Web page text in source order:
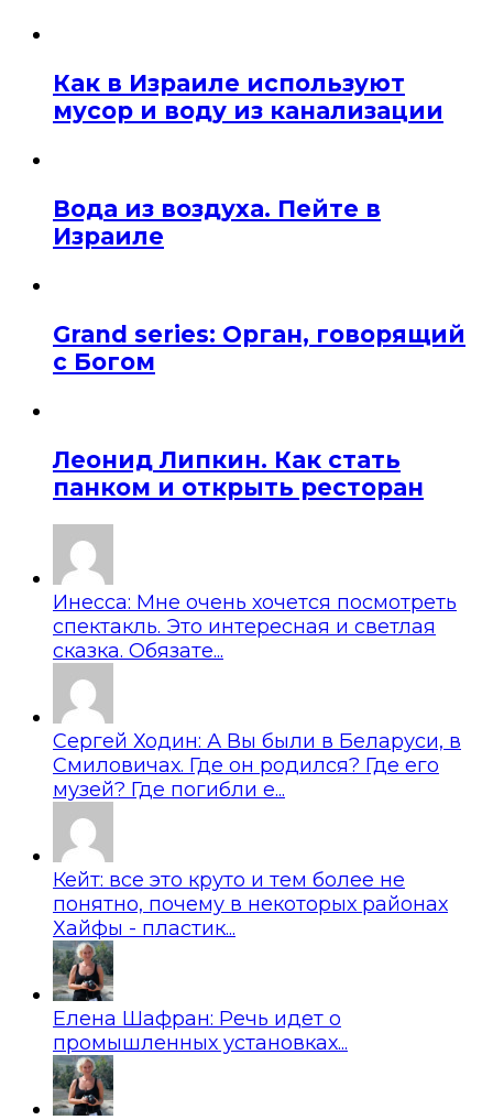
Как в Израиле используют
мусор и воду из канализации
Вода из воздуха. Пейте в
Израиле
Grand series: Орган, говорящий
с Богом
Леонид Липкин. Как стать
панком и открыть ресторан
Инесса: Мне очень хочется посмотреть
спектакль. Это интересная и светлая
сказка. Обязате...
Сергей Ходин: А Вы были в Беларуси, в
Смиловичах. Где он родился? Где его
музей? Где погибли е...
Кейт: все это круто и тем более не
понятно, почему в некоторых районах
Хайфы - пластик...
Елена Шафран: Речь идет о
промышленных установках...